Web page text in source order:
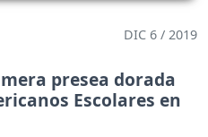
DIC 6 / 2019
presea dorada
Escolares en